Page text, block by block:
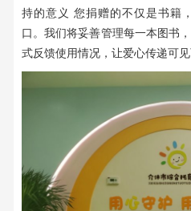
持的意义 您捐赠的不仅是书籍
口。我们将妥善管理每一本图书
式反馈使用情况，让爱心传递可见